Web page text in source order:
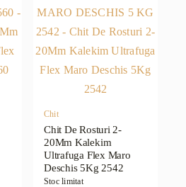
Chit
Chit De Rosturi 2-
20Mm Kalekim
Ultrafuga Flex Maro
Deschis 5Kg 2542
Stoc limitat